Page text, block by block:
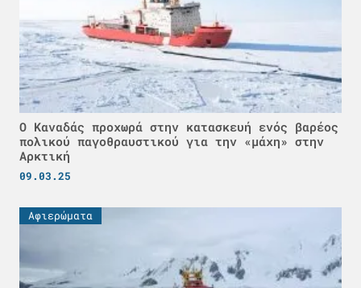
Ο Καναδάς προχωρά στην κατασκευή ενός βαρέος
πολικού παγοθραυστικού για την «μάχη» στην
Αρκτική
09.03.25
Αφιερώματα